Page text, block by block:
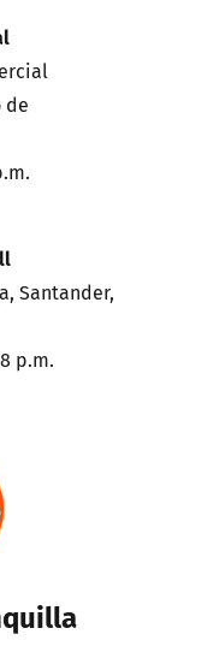
de
Santander,
p.m.